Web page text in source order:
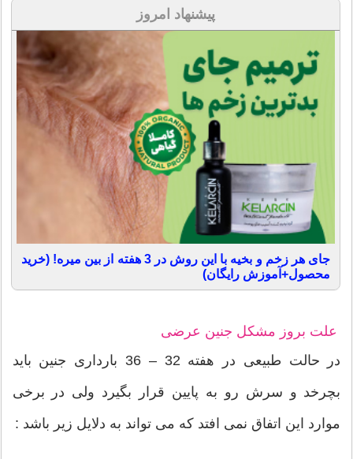
پیشنهاد امروز
جای هر زخم و بخیه با این روش در 3 هفته از بین میره! (خرید
محصول+آموزش رایگان)
علت بروز مشکل جنین عرضی
در حالت طبیعی در هفته 32 – 36 بارداری جنین باید
بچرخد و سرش رو به پایین قرار بگیرد ولی در برخی
موارد این اتفاق نمی افتد که می تواند به دلایل زیر باشد :